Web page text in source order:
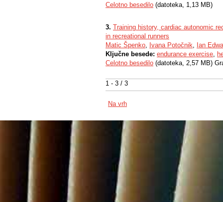
1 - 3 / 3
Celotno besedilo (datoteka, 1,13 MB)
3. Training history, cardiac autonomic
in recreational runners
Matic Špenko, Ivana Potočnik, Ian
Ključne besede: endurance exercise,
Celotno besedilo (datoteka, 2,57 MB)
Na vrh